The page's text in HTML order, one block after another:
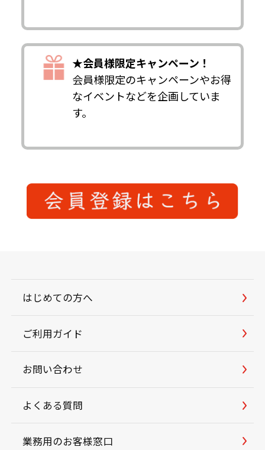
★会員様限定キャンペーン！
会員様限定のキャンペーンやお得
なイベントなどを企画していま
す。
はじめての方へ
ご利用ガイド
お問い合わせ
よくある質問
業務用のお客様窓口